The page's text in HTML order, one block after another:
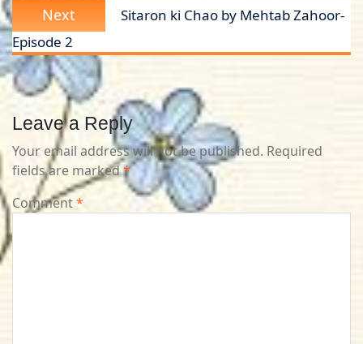
Next
post:
Sitaron ki Chao by Mehtab Zahoor-
Episode 2
Leave a Reply
Your email address will not be published. Required
fields are marked*
Comment*